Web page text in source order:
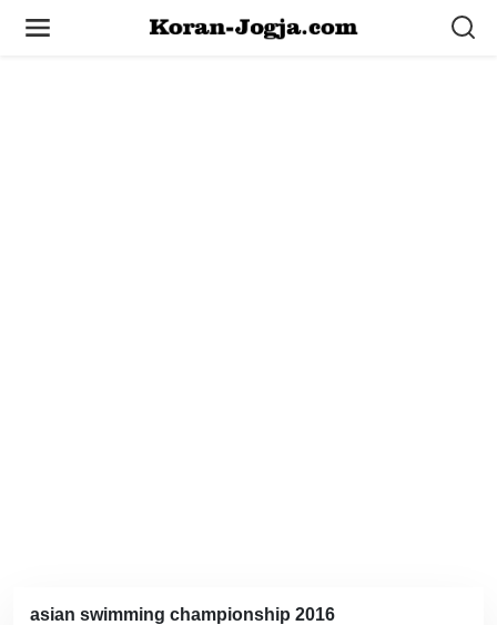
asian swimming championship 2016